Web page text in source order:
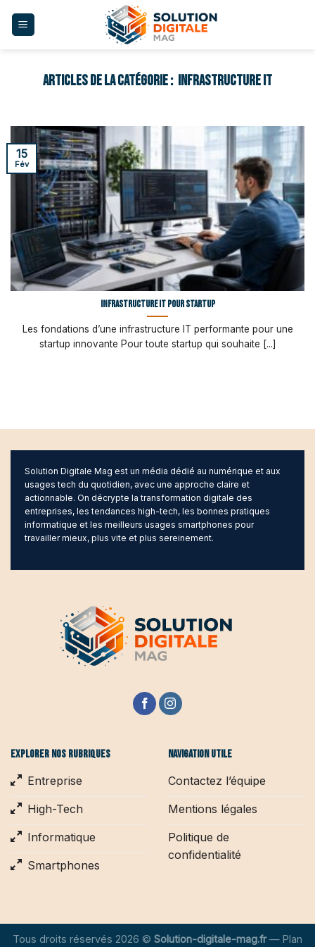
INFRASTRUCTURE IT
Infrastructure IT pour startup
Les fondations d’une infrastructure IT performante pour une
startup innovante Pour toute startup qui souhaite [...]
15
Fév
Solution Digitale Mag est un média dédié au numérique et aux
usages tech du quotidien, avec une approche claire et
actionnable. On décrypte la transformation digitale des
entreprises, les tendances high-tech, les bonnes pratiques
informatique et les meilleurs usages smartphones pour
travailler mieux, plus vite et plus sereinement.
Explorer nos rubriques
Entreprise
High-Tech
Informatique
Smartphones
Navigation utile
Contactez l’équipe
Mentions légales
Politique de
confidentialité
Tous droits réservés 2026 © Solution-digitale-mag.fr— Plan